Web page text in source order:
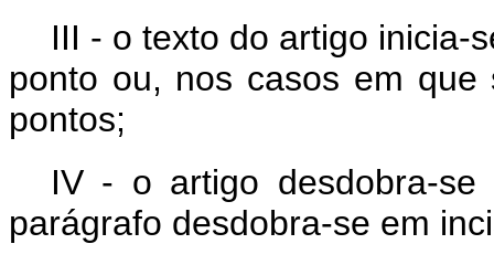
III - o texto do artigo inicia-
ponto ou, nos casos em
pontos;
IV - o artigo desdobra-
parágrafo desdobra-se em